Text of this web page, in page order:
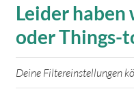
Leider haben
oder Things-
Deine Filtereinstellungen